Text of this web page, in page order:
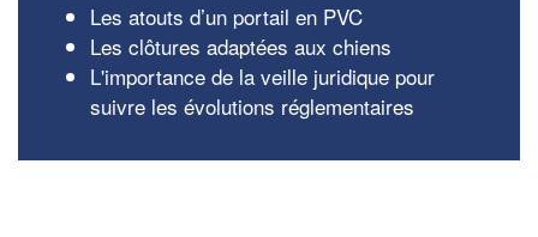
Les atouts d’un portail en PVC
Les clôtures adaptées aux chiens
L'importance de la veille juridique pour
suivre les évolutions réglementaires